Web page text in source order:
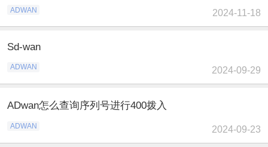
ADWAN 2024-11-18
Sd-wan
ADWAN 2024-09-29
ADwan怎么查询序列号进行400拨入
ADWAN 2024-09-23